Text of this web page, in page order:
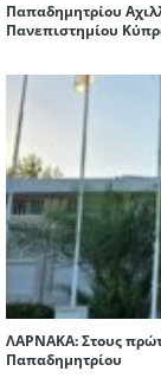
Παπαδημητρίου
Πανεπιστημίου
ΛΑΡΝΑΚΑ: Στους
Παπαδημητρίου